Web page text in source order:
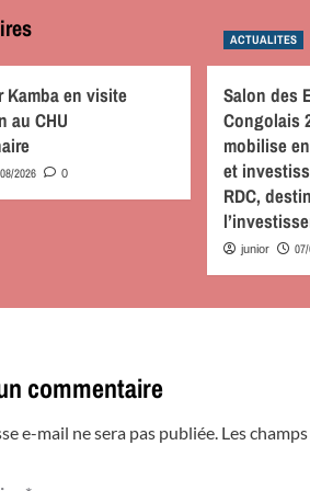
Kamba en visite
au CHU
2026 0
ACTUALITES
Salon des
Congolais
mobilise
et
RDC,
junior
commentaire
e-mail ne sera pas publiée. Les